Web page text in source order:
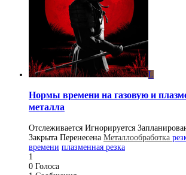
L
Нормы времени на газовую и
металла
Отслеживается Игнорируется
Закрыта Перенесена Металлообработка
времени плазменная резка
1
0 Голоса